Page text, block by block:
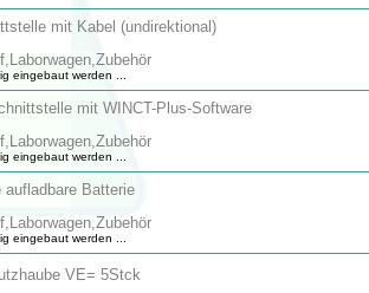
mit Kabel (undirektional)
eingebaut werden ...
mit WINCT-Plus-Software
eingebaut werden ...
aufladbare Batterie
eingebaut werden ...
VE= 5Stck